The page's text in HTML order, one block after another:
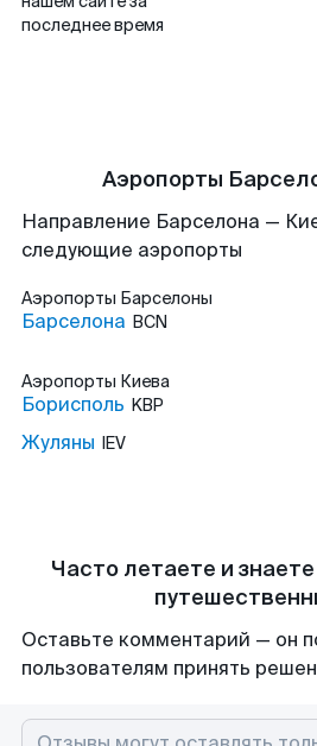
последнее время
Аэропорты
Направление Барселона —
следующие аэропорты
Аэропорты Барселоны
Барселона BCN
Аэропорты Киева
Борисполь KBP
Жуляны IEV
Часто летаете и
Оставьте комментарий — он
пользователям принять